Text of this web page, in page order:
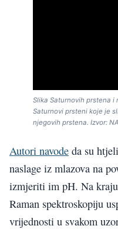
Slika Saturnovih prstena i
Saturnovi prsteni koje je
njegovih prstena. Izvor:
Autori navode da su
naslage iz mlazova na
izmjeriti im pH. Na
Raman spektroskopiju
vrijednosti u svakom